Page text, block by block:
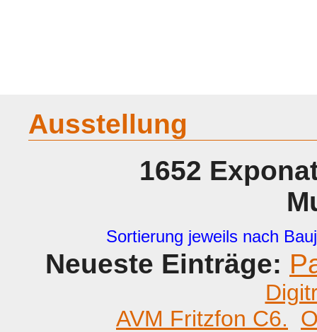
Ausstellung
1652
Sortierung jeweils nach
Neueste Einträge:
AVM Fritzfon C6.